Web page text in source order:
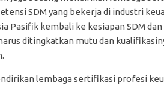
SDM yang bekerja di industri
Pasifik kembali ke kesiapan SDM
ditingkatkan mutu dan
lembaga sertifikasi profesi